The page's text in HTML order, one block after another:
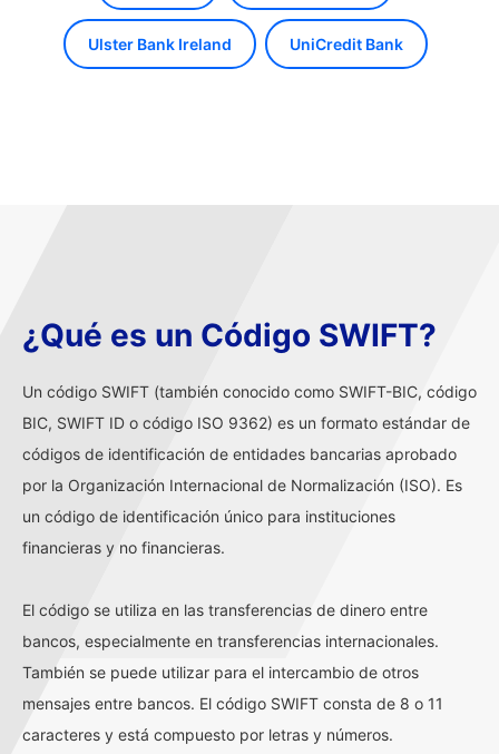
Ulster Bank Ireland UniCredit Bank
¿Qué es un Código SWIFT?
Un código SWIFT (también conocido como SWIFT-BIC, código
BIC, SWIFT ID o código ISO 9362) es un formato estándar de
códigos de identificación de entidades bancarias aprobado
por la Organización Internacional de Normalización (ISO). Es
un código de identificación único para instituciones
financieras y no financieras.
El código se utiliza en las transferencias de dinero entre
bancos, especialmente en transferencias internacionales.
También se puede utilizar para el intercambio de otros
mensajes entre bancos. El código SWIFT consta de 8 o 11
caracteres y está compuesto por letras y números.